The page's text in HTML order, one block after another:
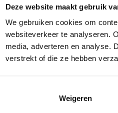
Deze website maakt gebruik
We gebruiken cookies om
websiteverkeer te analyseren.
media, adverteren en analyse.
verstrekt of die ze hebben
Weigeren